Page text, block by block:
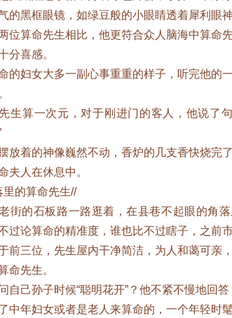
的黑框眼镜，如绿豆般的小眼睛透着犀利眼
位算命先生相比，他更符合众人脑海中算命
分喜感。
的妇女大多一副心事重重的样子，听完他的
生算一次元，对于刚进门的客人，他说了
放着的神像巍然不动，香炉的几支香快烧完
夫人在休息中。
里的算命先生//
街的石板路一路逛着，在县巷不起眼的角
过论算命的精准度，谁也比不过瞎子，之前市
前三位，先生屋内干净简洁，为人和蔼可亲
命先生。
自己孙子时候“聪明花开”？他不紧不慢地回
中年妇女或者是老人来算命的，一个年轻时